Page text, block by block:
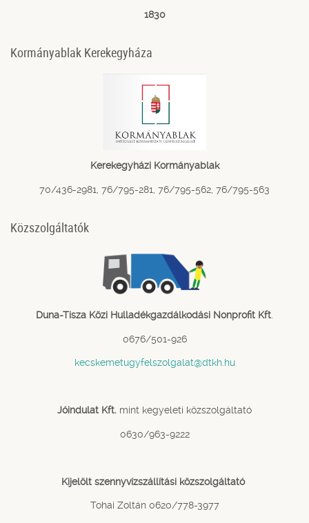
1830
Kormányablak Kerekegyháza
Kerekegyházi Kormányablak
70/436-2981, 76/795-281, 76/795-562, 76/795-563
Közszolgáltatók
Duna-Tisza Közi Hulladékgazdálkodási Nonprofit Kft
0676/501-926
kecskemetugyfelszolgalat@dtkh.hu
Jóindulat Kft. mint kegyeleti közszolgáltató
0630/963-9222
Kijelölt szennyvízszállítási közszolgáltató
Tohai Zoltán 0620/778-3977